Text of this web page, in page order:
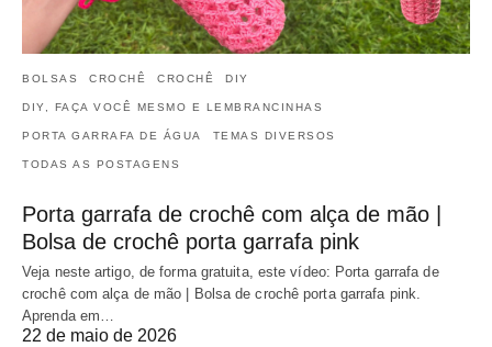
BOLSAS CROCHÊ CROCHÊ DIY
DIY, FAÇA VOCÊ MESMO E LEMBRANCINHAS
PORTA GARRAFA DE ÁGUA TEMAS DIVERSOS
TODAS AS POSTAGENS
Porta garrafa de crochê com alça de mão |
Bolsa de crochê porta garrafa pink
Veja neste artigo, de forma gratuita, este vídeo: Porta garrafa de
crochê com alça de mão | Bolsa de crochê porta garrafa pink.
Aprenda em…
22 de maio de 2026